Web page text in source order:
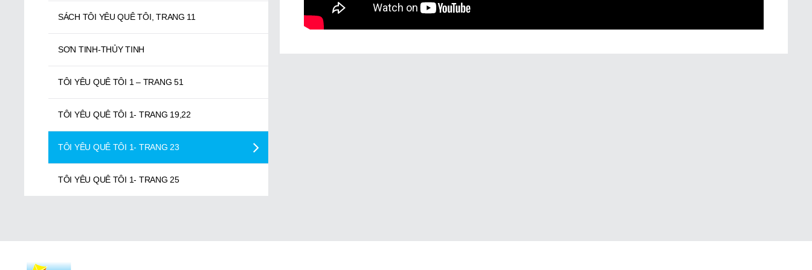
BÀI SỐ 10, VE SẦU VÀ KIẾN
SÁCH TÔI YÊU QUÊ TÔI, TRANG 11
SƠN TINH-THỦY TINH
TÔI YÊU QUÊ TÔI 1 – TRANG 51
TÔI YÊU QUÊ TÔI 1- TRANG 19,22
TÔI YÊU QUÊ TÔI 1- TRANG 23
TÔI YÊU QUÊ TÔI 1- TRANG 25